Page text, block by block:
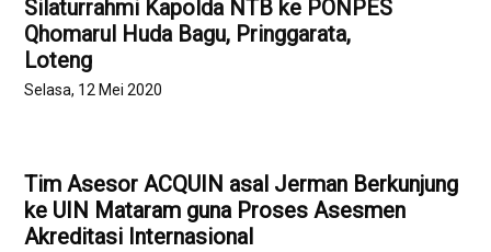
Silaturrahmi Kapolda NTB ke PONPES
Qhomarul Huda Bagu, Pringgarata,
Loteng
Selasa, 12 Mei 2020
Tim Asesor ACQUIN asal Jerman Berkunjung
ke UIN Mataram guna Proses Asesmen
Akreditasi Internasional